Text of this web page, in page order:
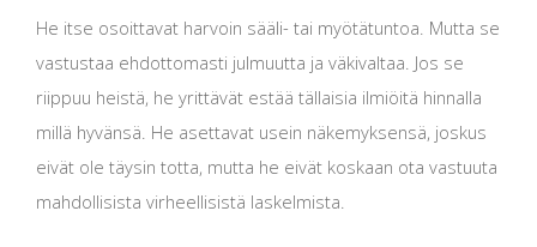
He itse osoittavat harvoin sääli- tai myötätuntoa. Mutta se
vastustaa ehdottomasti julmuutta ja väkivaltaa. Jos se
riippuu heistä, he yrittävät estää tällaisia ​​ilmiöitä hinnalla
millä hyvänsä. He asettavat usein näkemyksensä, joskus
eivät ole täysin totta, mutta he eivät koskaan ota vastuuta
mahdollisista virheellisistä laskelmista.